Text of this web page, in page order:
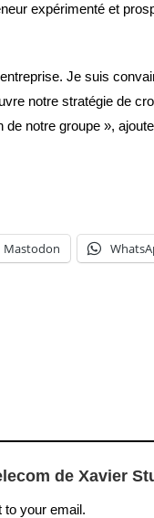
expérimenté et
Je suis
notre stratégie de
notre groupe »,
Mastodon
de Xavier
to your email.